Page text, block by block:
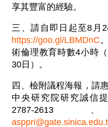
享其豐富的經驗。
三、請自即日起至8月
https://goo.gl/LBMDnC
術倫理教育時數4小時
30日）。
四、檢附議程海報，請
中央研究院研究誠信
2787-